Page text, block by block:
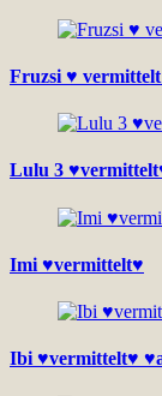
Fruzsi ♥
Lulu 3
Imi ♥vermittelt♥
Ibi ♥vermittelt♥